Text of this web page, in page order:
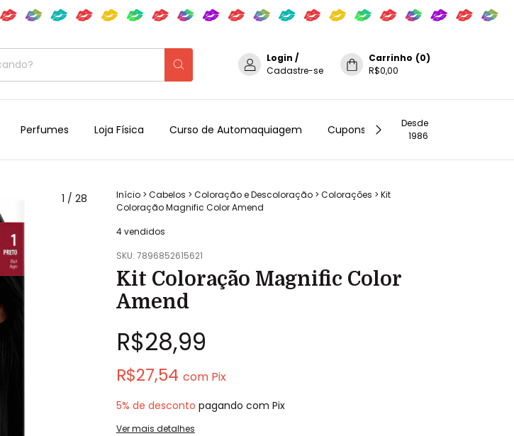
Login /
Cadastre-se
Carrinho (0)
R$0,00
Perfumes Loja Física Curso de Automaquiagem Cupons de Desconto na New Look
Desde
1986
1 / 28 Início > Cabelos > Coloração e Descoloração > Colorações > Kit
Coloração Magnific Color Amend
4 vendidos
SKU: 7896852615621
Kit Coloração Magnific Color
Amend
R$28,99
R$27,54 com Pix
5% de desconto pagando com Pix
Ver mais detalhes